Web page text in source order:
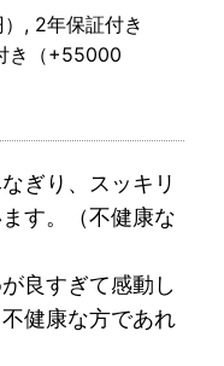
, 2年保証付き
き（+55000
ぎり、スッキリ
す。（不健康な
良すぎて感動し
健康な方であれ